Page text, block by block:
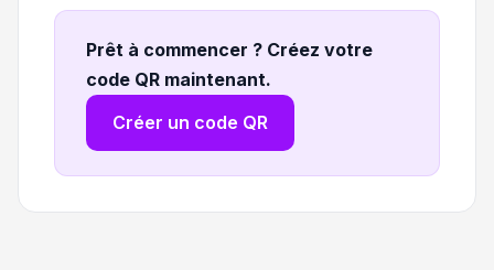
Prêt à commencer ? Créez votre
code QR maintenant.
Créer un code QR